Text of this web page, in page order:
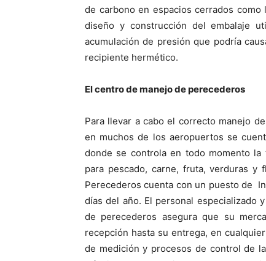
de carbono en espacios cerrados
diseño y construcción del embalaje
acumulación de presión que podría
recipiente hermético.
El centro de manejo de perecederos
Para llevar a cabo el correcto manejo
en muchos de los aeropuertos se
donde se controla en todo momento la
para pescado, carne, fruta, verduras y
Perecederos cuenta con un puesto de
días del año. El personal especializado
de perecederos asegura que su
recepción hasta su entrega, en
de medición y procesos de control de